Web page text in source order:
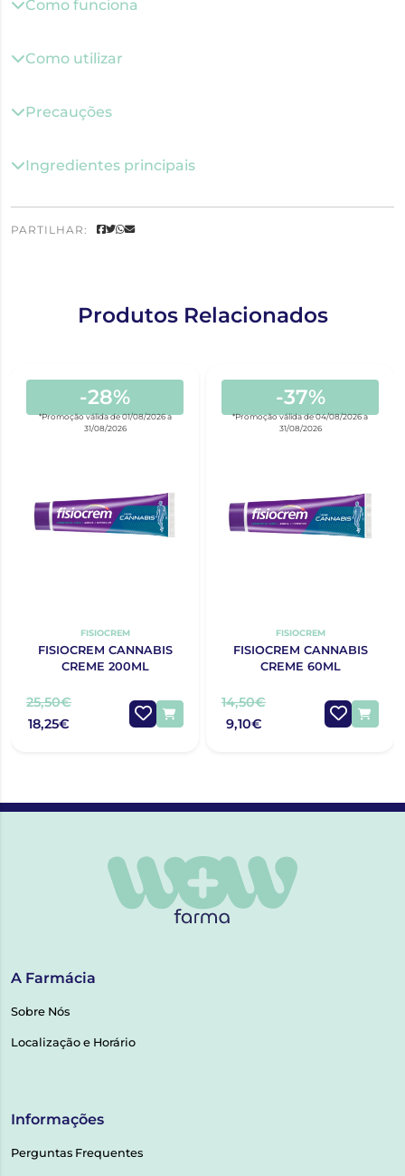
Como funciona
Como utilizar
Precauções
Ingredientes principais
PARTILHAR:
Produtos Relacionados
-28%
*Promoção válida de 01/08/2026 a
31/08/2026
FISIOCREM
FISIOCREM CANNABIS
CREME 200ML
25,50€
18,25€
-37%
*Promoção válida de 04/08/2026 a
31/08/2026
FISIOCREM
FISIOCREM CANNABIS
CREME 60ML
14,50€
9,10€
A Farmácia
Sobre Nós
Localização e Horário
Informações
Perguntas Frequentes